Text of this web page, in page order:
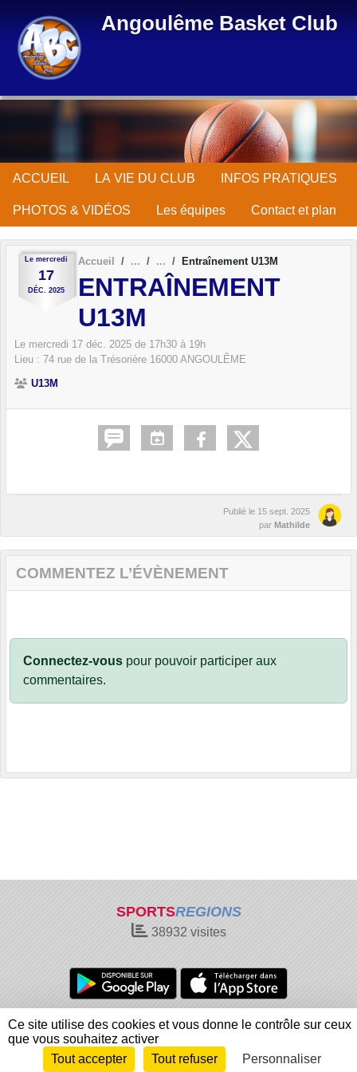
Angoulême Basket Club
ACCUEIL LA VIE DU CLUB INFOS PRATIQUES
PHOTOS & VIDÉOS Les équipes Contact et plan
Le mercredi
17
DÉC. 2025
Accueil Entraînement U13M
ENTRAÎNEMENT
U13M
Le mercredi 17 déc. 2025 de 17h30 à 19h
Lieu : 74 rue de la Trésorière 16000 ANGOULÊME
U13M
Publié le 15 sept. 2025
par Mathilde
COMMENTEZ L’ÉVÈNEMENT
Connectez-vous pour pouvoir participer aux
commentaires.
SPORTSREGIONS
38932 visites
Charte cookies
Gestion des cookies
Informations légales
Signaler un contenu inapproprié
Envie de participer ?
Connexion
Ce site utilise des cookies et vous donne le contrôle sur ceux
que vous souhaitez activer
Tout accepter
Tout refuser Personnaliser